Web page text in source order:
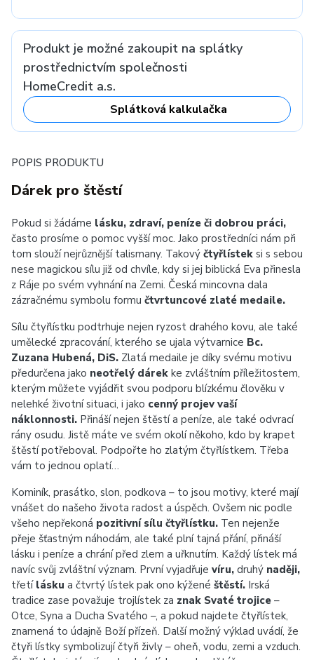
Produkt je možné zakoupit na splátky
prostřednictvím společnosti
HomeCredit a.s.
Splátková kalkulačka
POPIS PRODUKTU
Dárek pro štěstí
Pokud si žádáme lásku, zdraví, peníze či dobrou práci,
často prosíme o pomoc vyšší moc. Jako prostředníci nám při
tom slouží nejrůznější talismany. Takový čtyřlístek si s sebou
nese magickou sílu již od chvíle, kdy si jej biblická Eva přinesla
z Ráje po svém vyhnání na Zemi. Česká mincovna dala
zázračnému symbolu formu čtvrtuncové zlaté medaile.
Sílu čtyřlístku podtrhuje nejen ryzost drahého kovu, ale také
umělecké zpracování, kterého se ujala výtvarnice Bc.
Zuzana Hubená, DiS. Zlatá medaile je díky svému motivu
předurčena jako neotřelý dárek ke zvláštním příležitostem,
kterým můžete vyjádřit svou podporu blízkému člověku v
nelehké životní situaci, i jako cenný projev vaší
náklonnosti. Přináší nejen štěstí a peníze, ale také odvrací
rány osudu. Jistě máte ve svém okolí někoho, kdo by krapet
štěstí potřeboval. Podpořte ho zlatým čtyřlístkem. Třeba
vám to jednou oplatí…
Kominík, prasátko, slon, podkova – to jsou motivy, které mají
vnášet do našeho života radost a úspěch. Ovšem nic podle
všeho nepřekoná pozitivní sílu čtyřlístku. Ten nejenže
přeje šťastným náhodám, ale také plní tajná přání, přináší
lásku i peníze a chrání před zlem a uřknutím. Každý lístek má
navíc svůj zvláštní význam. První vyjadřuje víru, druhý naději,
třetí lásku a čtvrtý lístek pak ono kýžené štěstí. Irská
tradice zase považuje trojlístek za znak Svaté trojice –
Otce, Syna a Ducha Svatého –, a pokud najdete čtyřlístek,
znamená to údajně Boží přízeň. Další možný výklad uvádí, že
čtyři lístky symbolizují čtyři živly – oheň, vodu, zemi a vzduch.